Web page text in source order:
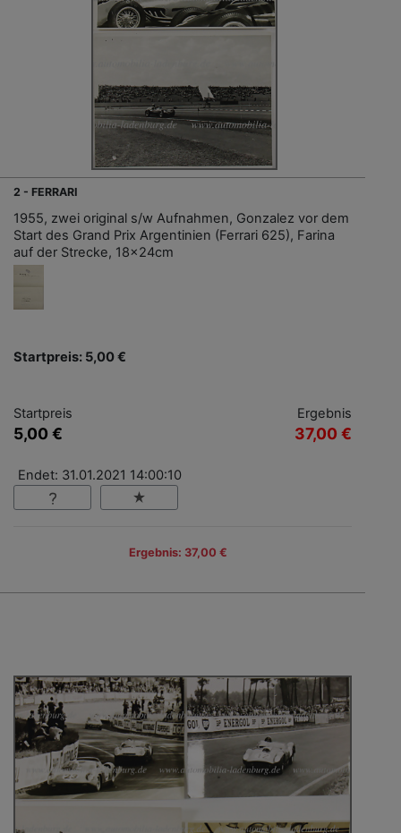
2 - FERRARI
1955, zwei original s/w Aufnahmen, Gonzalez vor dem
Start des Grand Prix Argentinien (Ferrari 625), Farina
auf der Strecke, 18x24cm
Startpreis: 5,00 €
Startpreis
5,00 €
Ergebnis
37,00 €
Endet: 31.01.2021 14:00:10
Ergebnis: 37,00 €